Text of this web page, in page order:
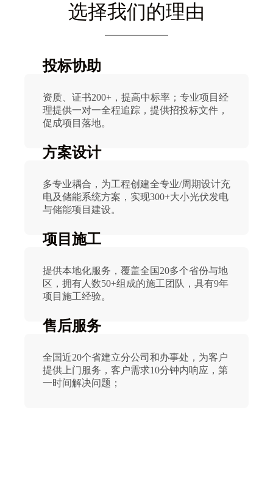
选择我们的理由
投标协助
资质、证书200+，提高中标率；专业项目经
理提供一对一全程追踪，提供招投标文件，
促成项目落地。
方案设计
多专业耦合，为工程创建全专业/周期设计充
电及储能系统方案，实现300+大小光伏发电
与储能项目建设。
项目施工
提供本地化服务，覆盖全国20多个省份与地
区，拥有人数50+组成的施工团队，具有9年
项目施工经验。
售后服务
全国近20个省建立分公司和办事处，为客户
提供上门服务，客户需求10分钟内响应，第
一时间解决问题；